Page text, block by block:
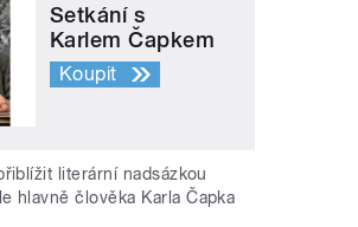
Setkání s
Karlem Čapkem
Koupit
literární nadsázkou
hlavně člověka Karla Čapka